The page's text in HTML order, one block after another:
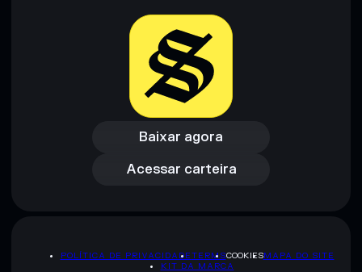
Baixar agora
Baixar agora
Acessar carteira
Acessar carteira
POLÍTICA DE PRIVACIDADETERMSCOOKIESMAPA DO SITE
KIT DA MARCA